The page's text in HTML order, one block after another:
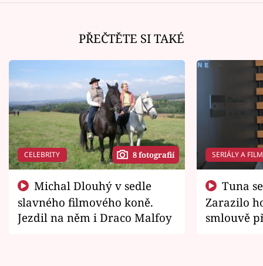
PŘEČTĚTE SI TAKÉ
CELEBRITY 8 fotografií
slavného filmového koně.
Jezdil na něm i Draco Malfoy
SERIÁLY A
Zarazilo
smlouvě